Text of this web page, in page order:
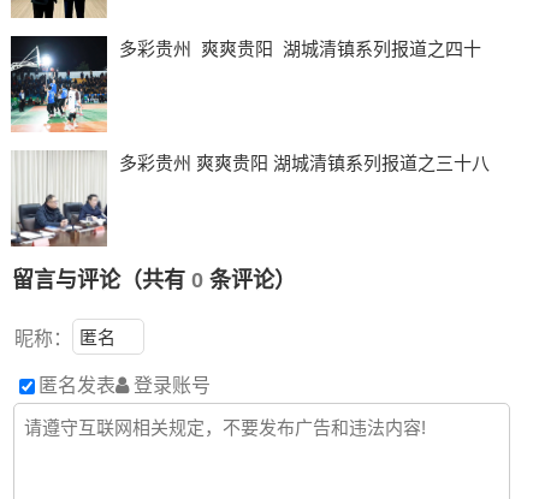
多彩贵州 爽爽贵阳 湖城清镇系列报道之四十
多彩贵州 爽爽贵阳 湖城清镇系列报道之三十八
留言与评论（共有 0条评论）
昵称：
匿名发表 登录账号